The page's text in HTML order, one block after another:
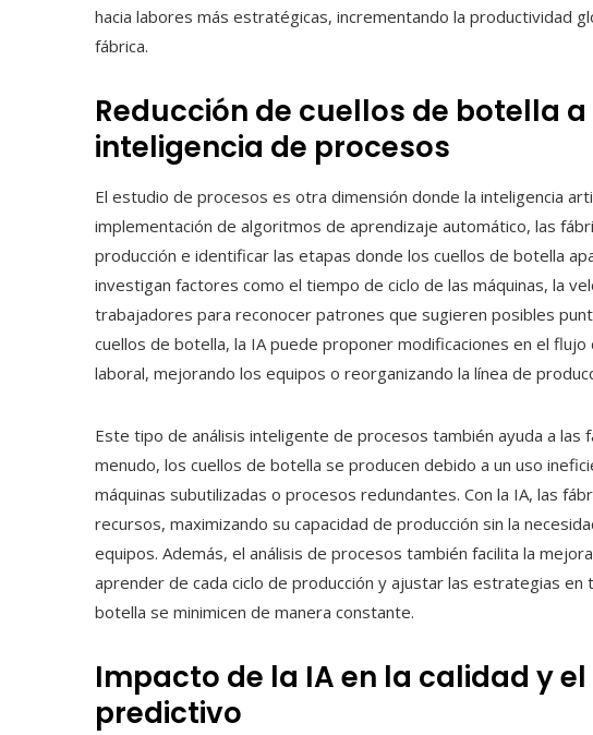
hacia labores más estratégicas, incrementando la productividad
fábrica.
Reducción de cuellos de botella
inteligencia de procesos
El estudio de procesos es otra dimensión donde la inteligencia
implementación de algoritmos de aprendizaje automático, las
producción e identificar las etapas donde los cuellos de botella
investigan factores como el tiempo de ciclo de las máquinas, la
trabajadores para reconocer patrones que sugieren posibles
cuellos de botella, la IA puede proponer modificaciones en el
laboral, mejorando los equipos o reorganizando la línea de
Este tipo de análisis inteligente de procesos también ayuda a las
menudo, los cuellos de botella se producen debido a un uso
máquinas subutilizadas o procesos redundantes. Con la IA, las
recursos, maximizando su capacidad de producción sin la
equipos. Además, el análisis de procesos también facilita la
aprender de cada ciclo de producción y ajustar las estrategias
botella se minimicen de manera constante.
Impacto de la IA en la calidad y
predictivo